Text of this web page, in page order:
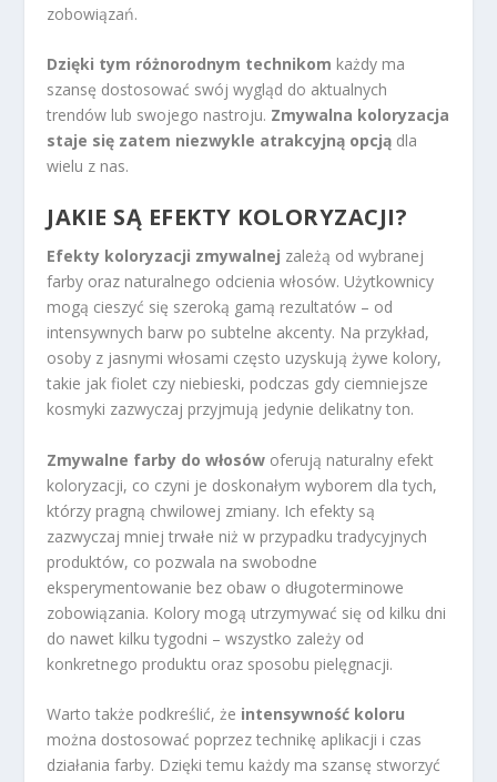
zobowiązań.
Dzięki tym różnorodnym technikom każdy ma
szansę dostosować swój wygląd do aktualnych
trendów lub swojego nastroju. Zmywalna koloryzacja
staje się zatem niezwykle atrakcyjną opcją dla
wielu z nas.
JAKIE SĄ EFEKTY KOLORYZACJI?
Efekty koloryzacji zmywalnej zależą od wybranej
farby oraz naturalnego odcienia włosów. Użytkownicy
mogą cieszyć się szeroką gamą rezultatów – od
intensywnych barw po subtelne akcenty. Na przykład,
osoby z jasnymi włosami często uzyskują żywe kolory,
takie jak fiolet czy niebieski, podczas gdy ciemniejsze
kosmyki zazwyczaj przyjmują jedynie delikatny ton.
Zmywalne farby do włosów oferują naturalny efekt
koloryzacji, co czyni je doskonałym wyborem dla tych,
którzy pragną chwilowej zmiany. Ich efekty są
zazwyczaj mniej trwałe niż w przypadku tradycyjnych
produktów, co pozwala na swobodne
eksperymentowanie bez obaw o długoterminowe
zobowiązania. Kolory mogą utrzymywać się od kilku dni
do nawet kilku tygodni – wszystko zależy od
konkretnego produktu oraz sposobu pielęgnacji.
Warto także podkreślić, że intensywność koloru
można dostosować poprzez technikę aplikacji i czas
działania farby. Dzięki temu każdy ma szansę stworzyć